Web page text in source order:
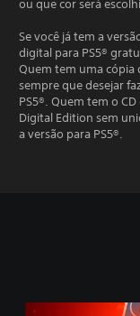
ou que cor será
Se você já tem a
digital para PS5®
Quem tem uma cópia
sempre que desejar
PS5®. Quem tem o
Digital Edition sem
a versão para PS5®.